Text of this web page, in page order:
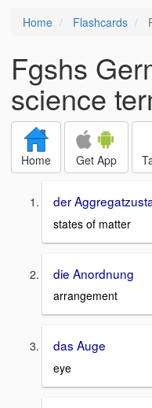
Home Flashcards
Fgshs
science
Home Get App
der
states of matter
die Anordnung
arrangement
das Auge
eye